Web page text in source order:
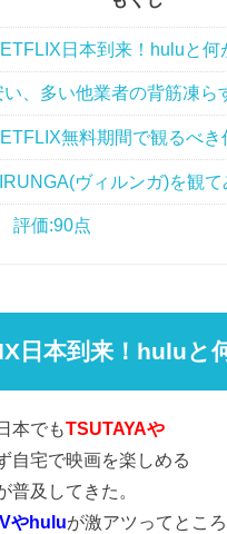
日本到来！huluと何
い、多い他業者の背筋凍ら
無料期間で観るべき
ヴィルンガ)を観て
評価:90点
日本到来！huluと
本でもTSUTAYAや
自宅で映画を楽しめる
普及してきた。
やhuluが激アツってところ